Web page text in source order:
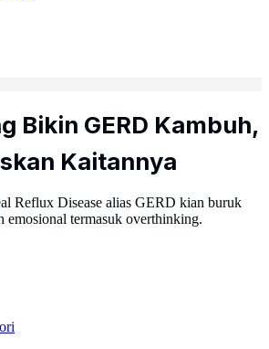
Bikin GERD Kambuh,
Kaitannya
Reflux Disease alias GERD kian buruk
emosional termasuk overthinking.